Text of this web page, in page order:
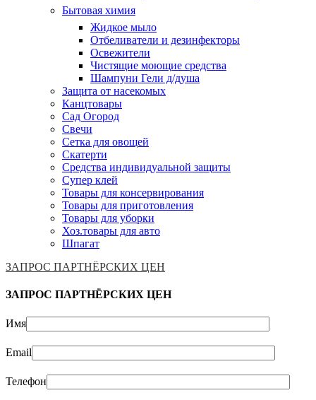
Бытовая химия
Жидкое мыло
Отбеливатели и дезинфекторы
Освежители
Чистящие моющие средства
Шампуни Гели д/душа
Защита от насекомых
Канцтовары
Сад Огород
Свечи
Сетка для овощей
Скатерти
Средства индивидуальной защиты
Супер клей
Товары для консервирования
Товары для приготовления
Товары для уборки
Хоз.товары для авто
Шпагат
ЗАПРОС ПАРТНЁРСКИХ ЦЕН
ЗАПРОС ПАРТНЁРСКИХ ЦЕН
Имя
Email
Телефон